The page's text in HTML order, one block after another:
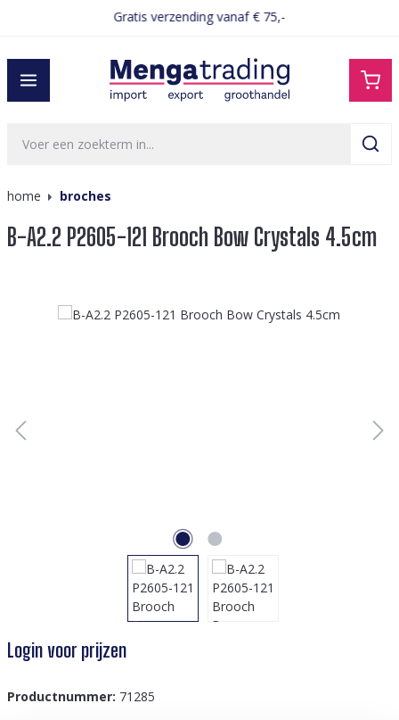
Gratis verzending vanaf € 75,-
home broches
B-A2.2 P2605-121 Brooch Bow Crystals 4.5cm
Afbeeldingengalerij overslaan
Login voor prijzen
Productnummer: 71285